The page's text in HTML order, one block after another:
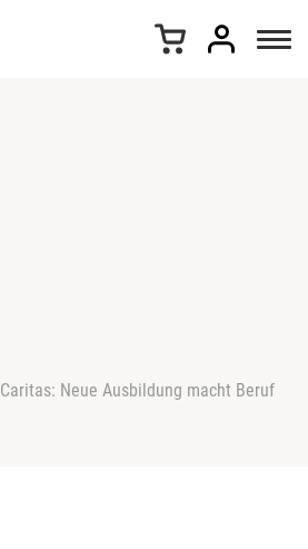
Caritas: Neue Ausbildung macht Beruf